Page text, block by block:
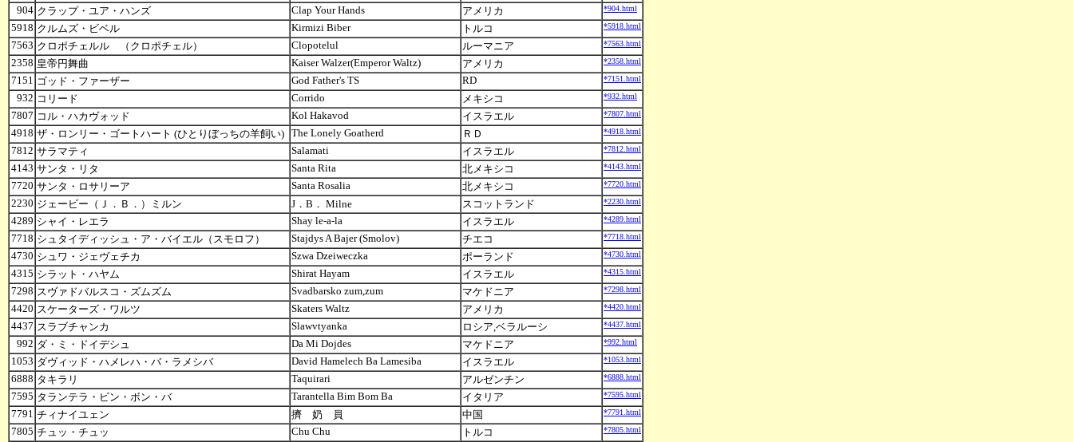
904 クラップ・ユア・ハンズ Clap Your Hands アメリカ *904.html
5918 クルムズ・ビベル Kirmizi Biber トルコ *5918.html
7563 クロポチェルル （クロポチェル） Clopotelul ルーマニア *7563.html
2358 皇帝円舞曲 Kaiser Walzer(Emperor Waltz) アメリカ *2358.html
7151 ゴッド・ファーザー God Father's TS RD *7151.html
932 コリード Corrido メキシコ *932.html
7807 コル・ハカヴォッド Kol Hakavod イスラエル *7807.html
4918 ザ・ロンリー・ゴートハート (ひとりぼっちの羊飼い) The Lonely Goatherd ＲＤ *4918.html
7812 サラマティ Salamati イスラエル *7812.html
4143 サンタ・リタ Santa Rita 北メキシコ *4143.html
7720 サンタ・ロサリーア Santa Rosalia 北メキシコ *7720.html
2230 ジェービー（Ｊ．Ｂ．）ミルン J．B． Milne スコットランド *2230.html
4289 シャイ・レエラ Shay le-a-la イスラエル *4289.html
7718 シュタイディッシュ・ア・バイエル（スモロフ） Stajdys A Bajer (Smolov) チエコ *7718.html
4730 シュワ・ジェヴェチカ Szwa Dzeiweczka ポーランド *4730.html
4315 シラット・ハヤム Shirat Hayam イスラエル *4315.html
7298 スヴァドバルスコ・ズムズム Svadbarsko zum,zum マケドニア *7298.html
4420 スケーターズ・ワルツ Skaters Waltz アメリカ *4420.html
4437 スラブチャンカ Slawvtyanka ロシア,ベラルーシ *4437.html
992 ダ・ミ・ドイデシュ Da Mi Dojdes マケドニア *992.html
1053 ダヴィッド・ハメレハ・バ・ラメシバ David Hamelech Ba Lamesiba イスラエル *1053.html
6888 タキラリ Taquirari アルゼンチン *6888.html
7595 タランテラ・ビン・ボン・バ Tarantella Bim Bom Ba イタリア *7595.html
7791 チィナイユェン 擠 奶 員 中国 *7791.html
7805 チュッ・チュッ Chu Chu トルコ *7805.html